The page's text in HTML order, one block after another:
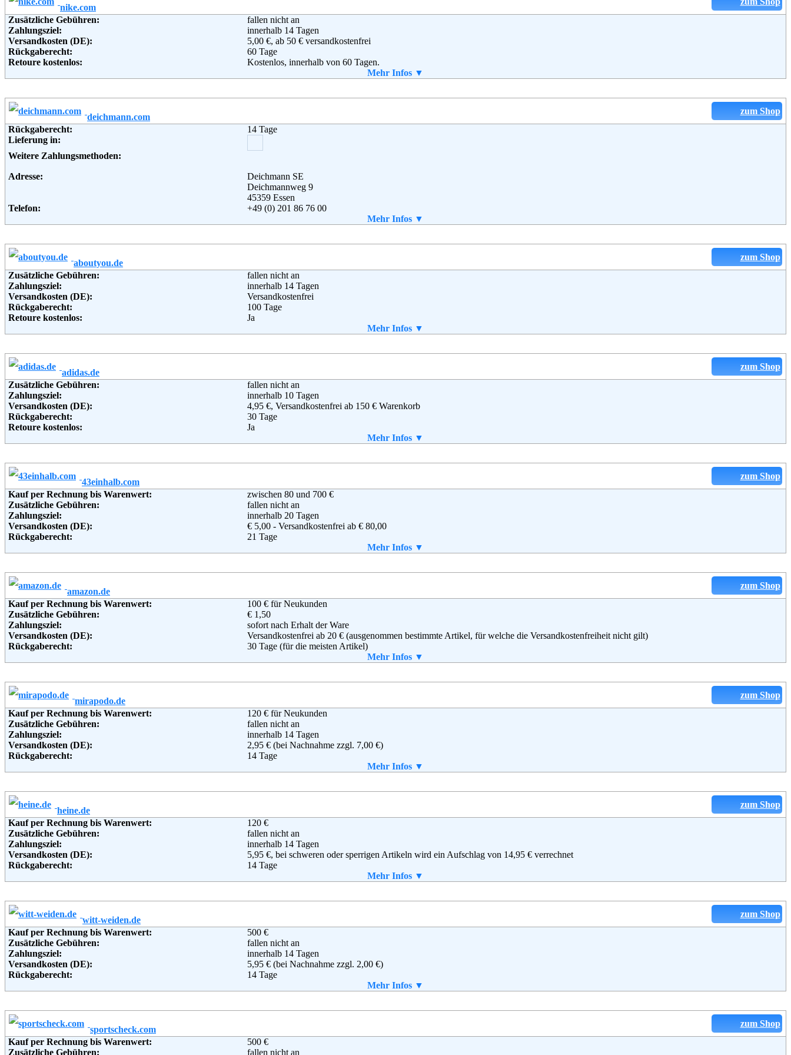
Haldesdorfer Straße 61
22179 Hamburg
Telefon:
+49 (0) 40 – 64 62 – 0
Fax:
+49 (0) 40 – 64 62 –37 00
Email:
service@bonprix.net
nike.com
Zusätzliche Gebühren:
fallen nicht an
Zahlungsziel:
innerhalb 14 Tagen
Versandkosten (DE):
5,00 €, ab 50 € versandkostenfrei
Rückgaberecht:
60 Tage
Retoure kostenlos:
Kostenlos, innerhalb von 60 Tagen.
Weitere Zahlungsmethoden:
Colosseum 1
Niederlande
Telefon:
Soziale Kanäle:
Mehr Infos ▼
zum Shop
deichmann.com
Rückgaberecht:
14 Tage
Lieferung in:
Weitere Zahlungsmethoden:
Adresse:
Deichmann SE
Deichmannweg 9
45359 Essen
Telefon:
+49 (0) 201 86 76 00
Weiterführende Informationen:
Mehr Infos ▼
zum Shop
aboutyou.de
Zusätzliche Gebühren:
fallen nicht an
Zahlungsziel:
innerhalb 14 Tagen
Versandkosten (DE):
Versandkostenfrei
Rückgaberecht:
100 Tage
Retoure kostenlos:
Ja
Weitere Zahlungsmethoden:
Christoph-Probst-Weg 4
D-20251 Hamburg
Telefon:
0800 30 15 085
Email:
kundenservice@aboutyou.de
Soziale Kanäle:
Weiterführende Informationen:
AGB
Mehr Infos ▼
zum Shop
adidas.de
Zusätzliche Gebühren:
fallen nicht an
Zahlungsziel:
innerhalb 10 Tagen
Versandkosten (DE):
4,95 €, Versandkostenfrei ab 150 € Warenkorb
Rückgaberecht:
30 Tage
Retoure kostenlos:
Ja
Weitere Zahlungsmethoden:
Atlas Arena, Africa Building
Hoogoorddreef 9a
1101 BA Amsterdam ZO
Niederlande
Telefon:
+49 (0) 800 – 377 37 71
Weiterführende Informationen:
Blog,AGB
Mehr Infos ▼
zum Shop
43einhalb.com
Kauf per Rechnung bis Warenwert:
zwischen 80 und 700 €
Zusätzliche Gebühren:
fallen nicht an
Zahlungsziel:
innerhalb 20 Tagen
Versandkosten (DE):
€ 5,00 - Versandkostenfrei ab € 80,00
Rückgaberecht:
21 Tage
Weitere Zahlungsmethoden:
Adresse:
43einhalb GbR
Oliver Baumgart & Mischa Krewer
Peterstor 7
36037 Fulda
Telefon:
+49 661 3605693
Soziale Kanäle:
Weiterführende Informationen:
Mehr Infos ▼
zum Shop
amazon.de
Kauf per Rechnung bis Warenwert:
100 € für Neukunden
Zusätzliche Gebühren:
€ 1,50
Zahlungsziel:
sofort nach Erhalt der Ware
Versandkosten (DE):
Versandkostenfrei ab 20 € (ausgenommen bestimmte Artikel, für welche die Versandkostenfreiheit nicht gilt)
Rückgaberecht:
30 Tage (für die meisten Artikel)
Ja, ab einem Warenwert von 40 €.
Weitere Zahlungsmethoden:
Adresse:
Amazon EU S.a.r.l.
Rue Plaetis
2338 Luxemburg
Telefon:
+49 (0)8 00-3 63 84 6
Email:
impressum@amazon.de
Mehr Infos ▼
zum Shop
mirapodo.de
Kauf per Rechnung bis Warenwert:
120 € für Neukunden
Zusätzliche Gebühren:
fallen nicht an
Zahlungsziel:
innerhalb 14 Tagen
Versandkosten (DE):
2,95 € (bei Nachnahme zzgl. 7,00 €)
Rückgaberecht:
14 Tage
Weitere Zahlungsmethoden:
Adresse:
Mirapodo GmbH
c/o Baur FullfillmentSolutions GmbH
Michael-Dechant-Str.11
96260 Weismain
Telefon:
+49 (0)800 - 585 5000
Soziale Kanäle:
Weiterführende Informationen:
Mehr Infos ▼
zum Shop
heine.de
Kauf per Rechnung bis Warenwert:
120 €
Zusätzliche Gebühren:
fallen nicht an
Zahlungsziel:
innerhalb 14 Tagen
Versandkosten (DE):
5,95 €, bei schweren oder sperrigen Artikeln wird ein Aufschlag von 14,95 € verrechnet
Rückgaberecht:
14 Tage
Weitere Zahlungsmethoden:
Adresse:
Heinrich Heine GmbH
Windeckstraße 15
D-76135 Karlsruhe
Telefon:
0180–53636
Fax:
+49-(0)721-991 1919
Weiterführende Informationen:
Blog,AGB
Mehr Infos ▼
zum Shop
witt-weiden.de
Kauf per Rechnung bis Warenwert:
500 €
Zusätzliche Gebühren:
fallen nicht an
Zahlungsziel:
innerhalb 14 Tagen
Versandkosten (DE):
5,95 € (bei Nachnahme zzgl. 2,00 €)
Rückgaberecht:
14 Tage
Weitere Zahlungsmethoden:
Adresse:
WITT-WEIDEN
Mehr Infos ▼
zum Shop
sportscheck.com
Kauf per Rechnung bis Warenwert:
500 €
Zusätzliche Gebühren:
fallen nicht an